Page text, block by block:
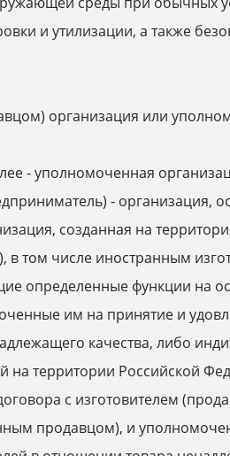
и утилизации, а также
организация или
- уполномоченная
- организация,
созданная на
том числе иностранным
определенные функции на
им на принятие и
качества, либо
на территории Российской
с изготовителем
продавцом), и